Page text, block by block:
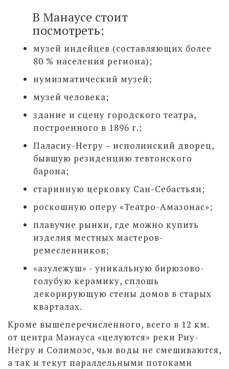
В Манаусе стоит
посмотреть:
музей индейцев (составляющих более
80 % населения региона);
нумизматический музей;
музей человека;
здание и сцену городского театра,
построенного в 1896 г.;
Паласиу-Негру – исполинский дворец,
бывшую резиденцию тевтонского
барона;
старинную церковку Сан-Себастьян;
роскошную оперу «Театро-Амазонас»;
плавучие рынки, где можно купить
изделия местных мастеров-
ремесленников;
«азулежуш» - уникальную бирюзово-
голубую керамику, сплошь
декорирующую стены домов в старых
кварталах.
Кроме вышеперечисленного, всего в 12 км.
от центра Манауса «целуются» реки Риу-
Негру и Солимоэс, чьи воды не смешиваются,
а так и текут параллельными потоками